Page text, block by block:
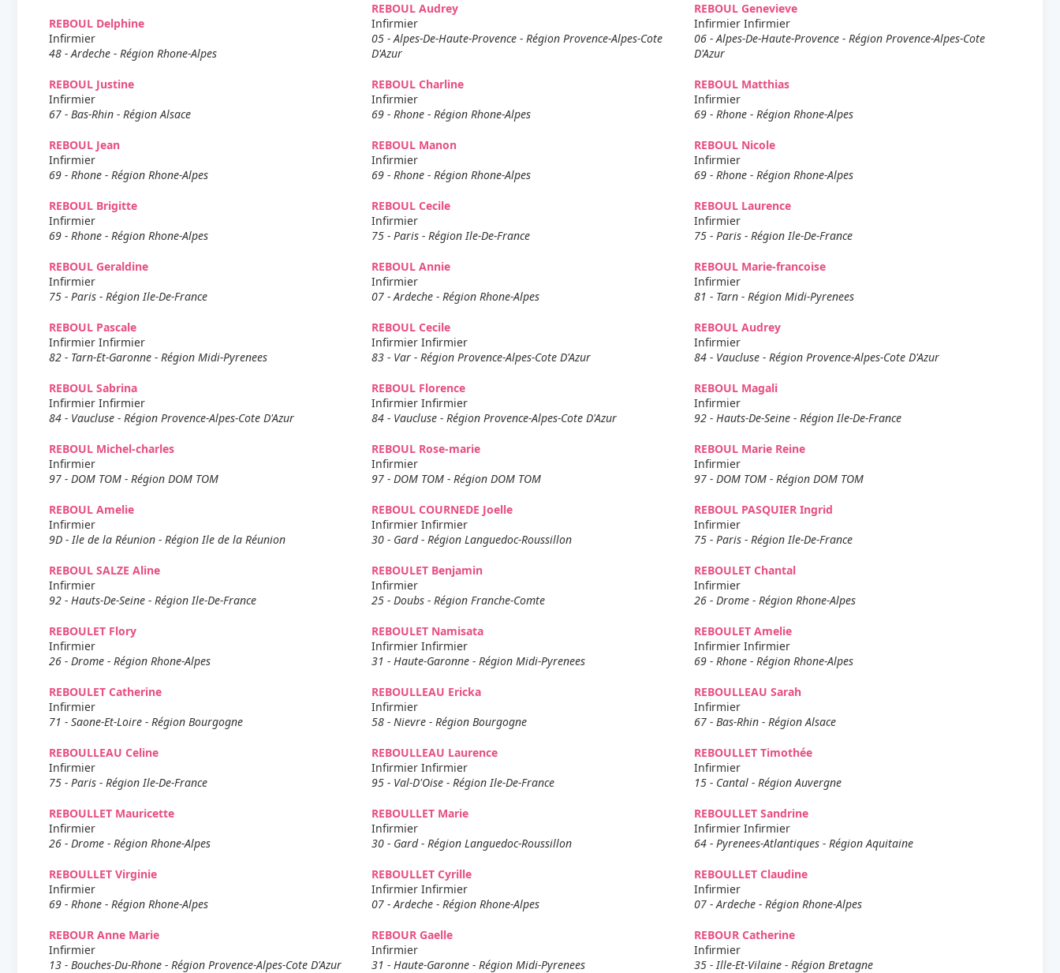
REBOUL Delphine
Infirmier
48 - Ardeche - Région Rhone-Alpes
REBOUL Audrey
Infirmier
05 - Alpes-De-Haute-Provence - Région Provence-Alpes-Cote
D'Azur
REBOUL Genevieve
Infirmier Infirmier
06 - Alpes-De-Haute-Provence - Région Provence-Alpes-Cote
D'Azur
REBOUL Justine
Infirmier
67 - Bas-Rhin - Région Alsace
REBOUL Charline
Infirmier
69 - Rhone - Région Rhone-Alpes
REBOUL Matthias
Infirmier
69 - Rhone - Région Rhone-Alpes
REBOUL Jean
Infirmier
69 - Rhone - Région Rhone-Alpes
REBOUL Manon
Infirmier
69 - Rhone - Région Rhone-Alpes
REBOUL Nicole
Infirmier
69 - Rhone - Région Rhone-Alpes
REBOUL Brigitte
Infirmier
69 - Rhone - Région Rhone-Alpes
REBOUL Cecile
Infirmier
75 - Paris - Région Ile-De-France
REBOUL Laurence
Infirmier
75 - Paris - Région Ile-De-France
REBOUL Geraldine
Infirmier
75 - Paris - Région Ile-De-France
REBOUL Annie
Infirmier
07 - Ardeche - Région Rhone-Alpes
REBOUL Marie-francoise
Infirmier
81 - Tarn - Région Midi-Pyrenees
REBOUL Pascale
Infirmier Infirmier
82 - Tarn-Et-Garonne - Région Midi-Pyrenees
REBOUL Cecile
Infirmier Infirmier
83 - Var - Région Provence-Alpes-Cote D'Azur
REBOUL Audrey
Infirmier
84 - Vaucluse - Région Provence-Alpes-Cote D'Azur
REBOUL Sabrina
Infirmier Infirmier
84 - Vaucluse - Région Provence-Alpes-Cote D'Azur
REBOUL Florence
Infirmier Infirmier
84 - Vaucluse - Région Provence-Alpes-Cote D'Azur
REBOUL Magali
Infirmier
92 - Hauts-De-Seine - Région Ile-De-France
REBOUL Michel-charles
Infirmier
97 - DOM TOM - Région DOM TOM
REBOUL Rose-marie
Infirmier
97 - DOM TOM - Région DOM TOM
REBOUL Marie Reine
Infirmier
97 - DOM TOM - Région DOM TOM
REBOUL Amelie
Infirmier
9D - Ile de la Réunion - Région Ile de la Réunion
REBOUL COURNEDE Joelle
Infirmier Infirmier
30 - Gard - Région Languedoc-Roussillon
REBOUL PASQUIER Ingrid
Infirmier
75 - Paris - Région Ile-De-France
REBOUL SALZE Aline
Infirmier
92 - Hauts-De-Seine - Région Ile-De-France
REBOULET Benjamin
Infirmier
25 - Doubs - Région Franche-Comte
REBOULET Chantal
Infirmier
26 - Drome - Région Rhone-Alpes
REBOULET Flory
Infirmier
26 - Drome - Région Rhone-Alpes
REBOULET Namisata
Infirmier Infirmier
31 - Haute-Garonne - Région Midi-Pyrenees
REBOULET Amelie
Infirmier Infirmier
69 - Rhone - Région Rhone-Alpes
REBOULET Catherine
Infirmier
71 - Saone-Et-Loire - Région Bourgogne
REBOULLEAU Ericka
Infirmier
58 - Nievre - Région Bourgogne
REBOULLEAU Sarah
Infirmier
67 - Bas-Rhin - Région Alsace
REBOULLEAU Celine
Infirmier
75 - Paris - Région Ile-De-France
REBOULLEAU Laurence
Infirmier Infirmier
95 - Val-D'Oise - Région Ile-De-France
REBOULLET Timothée
Infirmier
15 - Cantal - Région Auvergne
REBOULLET Mauricette
Infirmier
26 - Drome - Région Rhone-Alpes
REBOULLET Marie
Infirmier
30 - Gard - Région Languedoc-Roussillon
REBOULLET Sandrine
Infirmier Infirmier
64 - Pyrenees-Atlantiques - Région Aquitaine
REBOULLET Virginie
Infirmier
69 - Rhone - Région Rhone-Alpes
REBOULLET Cyrille
Infirmier Infirmier
07 - Ardeche - Région Rhone-Alpes
REBOULLET Claudine
Infirmier
07 - Ardeche - Région Rhone-Alpes
REBOUR Anne Marie
Infirmier
13 - Bouches-Du-Rhone - Région Provence-Alpes-Cote D'Azur
REBOUR Gaelle
Infirmier
31 - Haute-Garonne - Région Midi-Pyrenees
REBOUR Catherine
Infirmier
35 - Ille-Et-Vilaine - Région Bretagne